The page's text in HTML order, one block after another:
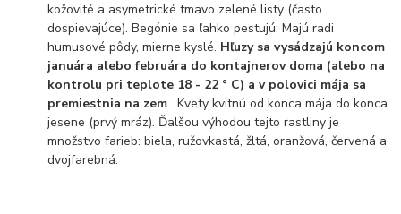
kožovité a asymetrické tmavo zelené listy (často
dospievajúce). Begónie sa ľahko pestujú. Majú radi
humusové pôdy, mierne kyslé. Hľuzy sa vysádzajú koncom
januára alebo februára do kontajnerov doma (alebo na
kontrolu pri teplote 18 - 22 ° C) a v polovici mája sa
premiestnia na zem. Kvety kvitnú od konca mája do konca
jesene (prvý mráz). Ďalšou výhodou tejto rastliny je
množstvo farieb: biela, ružovkastá, žltá, oranžová, červená a
dvojfarebná.